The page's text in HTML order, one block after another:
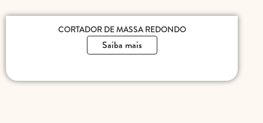
CORTADOR DE MASSA REDONDO
Saiba mais